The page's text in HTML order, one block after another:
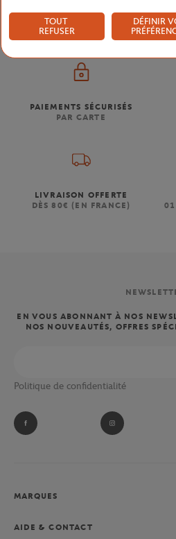
PAIEMENTS SÉCURISÉS
PAR CARTE
LIVRAISON OFFERTE
DÈS 80€ (EN FRANCE)
EN VOUS ABONNANT À NOS
NOS NOUVEAUTÉS, OFFRES
Politique de confidentialité
MARQUES
AIDE & CONTACT
TOUT
REFUSER
DÉFINIR